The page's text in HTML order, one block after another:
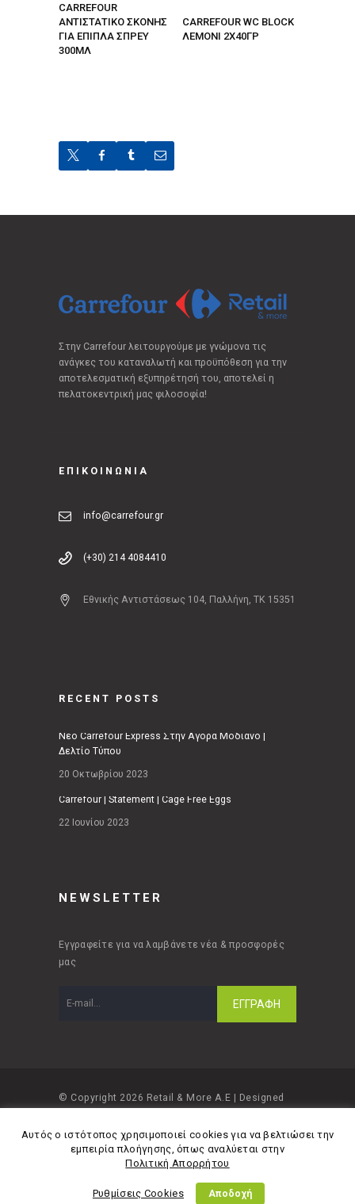
CARREFOUR
ΑΝΤΙΣΤΑΤΙΚΟ ΣΚΟΝΗΣ
ΓΙΑ ΕΠΙΠΛΑ ΣΠΡΕΥ
300ΜΛ
CARREFOUR WC BLOCK
ΛΕΜΟΝΙ 2Χ40ΓΡ
Στην Carrefour λειτουργούμε με γνώμονα τις
ανάγκες του καταναλωτή και προϋπόθεση για την
αποτελεσματική εξυπηρέτησή του, αποτελεί η
πελατοκεντρική μας φιλοσοφία!
ΕΠΙΚΟΙΝΩΝΙΑ
info@carrefour.gr
(+30) 214 4084410
Εθνικής Αντιστάσεως 104, Παλλήνη, ΤΚ 15351
RECENT POSTS
Νέο Carrefour Express Στην Αγορά Μοδιάνο |
Δελτίο Τύπου
20 Οκτωβρίου 2023
Carrefour | Statement | Cage Free Eggs
22 Ιουνίου 2023
NEWSLETTER
Εγγραφείτε για να λαμβάνετε νέα & προσφορές
μας
© Copyright 2026 Retail & More A.E | Designed
Πολιτική Απορρήτου Όροι Χρήσης
Αυτός ο ιστότοπος χρησιμοποιεί cookies για να βελτιώσει την
εμπειρία πλοήγησης, όπως αναλύεται στην
Πολιτική Απορρήτου
Ρυθμίσεις Cookies Αποδοχή